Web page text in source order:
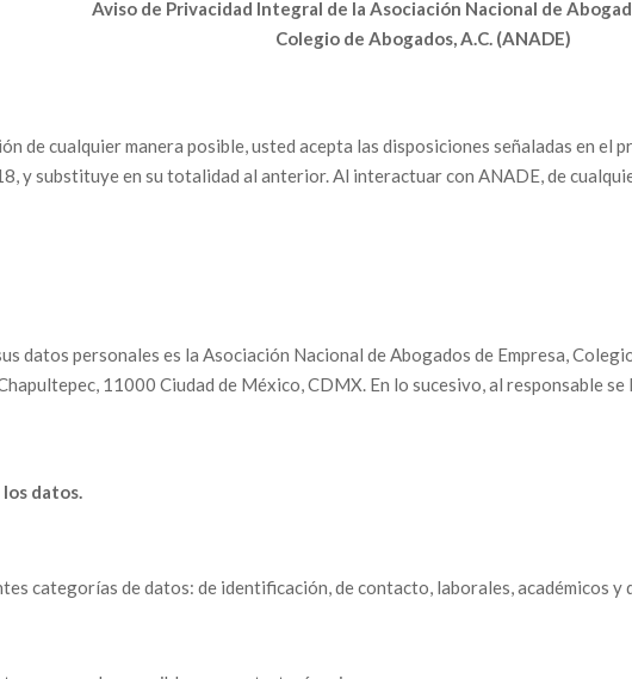
Aviso de Privacidad Integral de la Asociación Nacional de
Colegio de Abogados, A.C. (ANADE)
de cualquier manera posible, usted acepta las disposiciones señaladas en el
y substituye en su totalidad al anterior. Al interactuar con ANADE, de
datos personales es la Asociación Nacional de Abogados de Empresa,
11000 Ciudad de México, CDMX. En lo sucesivo, al responsable
datos.
categorías de datos: de identificación, de contacto, laborales, académicos y